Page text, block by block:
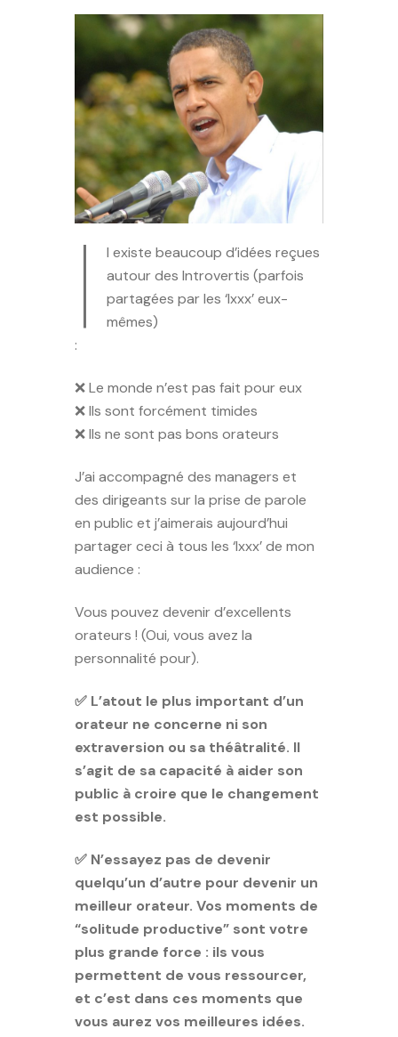
I
l existe beaucoup d’idées reçues
autour des Introvertis (parfois
partagées par les ‘Ixxx’ eux-
mêmes)
:
❌ Le monde n’est pas fait pour eux
❌ Ils sont forcément timides
❌ Ils ne sont pas bons orateurs
J’ai accompagné des managers et
des dirigeants sur la prise de parole
en public et j’aimerais aujourd’hui
partager ceci à tous les ‘Ixxx’ de mon
audience :
Vous pouvez devenir d’excellents
orateurs ! (Oui, vous avez la
personnalité pour).
✅ L’atout le plus important d’un
orateur ne concerne ni son
extraversion ou sa théâtralité. Il
s’agit de sa capacité à aider son
public à croire que le changement
est possible.
✅ N’essayez pas de devenir
quelqu’un d’autre pour devenir un
meilleur orateur. Vos moments de
“solitude productive” sont votre
plus grande force : ils vous
permettent de vous ressourcer,
et c’est dans ces moments que
vous aurez vos meilleures idées.